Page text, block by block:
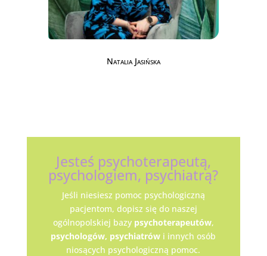
Natalia Jasińska
Jesteś psychoterapeutą,
psychologiem, psychiatrą?
Jeśli niesiesz pomoc psychologiczną
pacjentom, dopisz się do naszej
ogólnopolskiej bazy psychoterapeutów,
psychologów, psychiatrów i innych osób
niosących psychologiczną pomoc.